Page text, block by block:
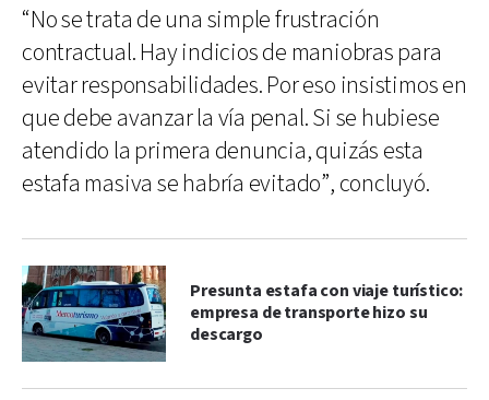
“No se trata de una simple frustración
contractual. Hay indicios de maniobras para
evitar responsabilidades. Por eso insistimos en
que debe avanzar la vía penal. Si se hubiese
atendido la primera denuncia, quizás esta
estafa masiva se habría evitado”, concluyó.
Presunta estafa con viaje turístico:
empresa de transporte hizo su
descargo